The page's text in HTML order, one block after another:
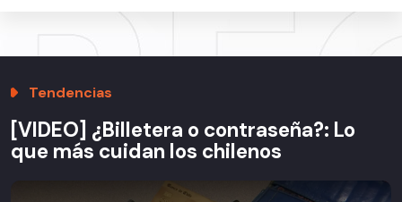
Tendencias
[VIDEO] ¿Billetera o contraseña?: Lo
que más cuidan los chilenos